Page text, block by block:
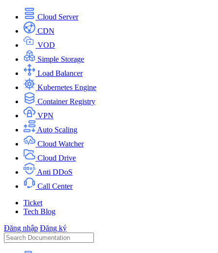
Cloud Server
CDN
VOD
Simple Storage
Load Balancer
Kubernetes Engine
Container Registry
VPN
Auto Scaling
Cloud Watcher
Cloud Drive
Anti DDoS
Call Center
Ticket
Tech Blog
Đăng nhập Đăng ký